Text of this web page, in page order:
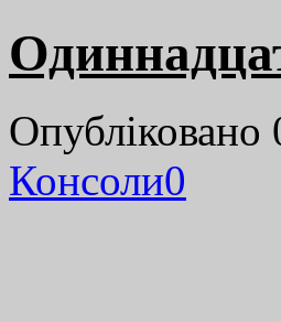
Опубліковано
Консоли0